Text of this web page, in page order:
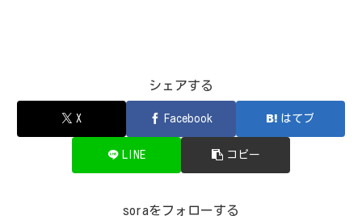
シェアする
X Facebook はてブ
LINE コピー
soraをフォローする